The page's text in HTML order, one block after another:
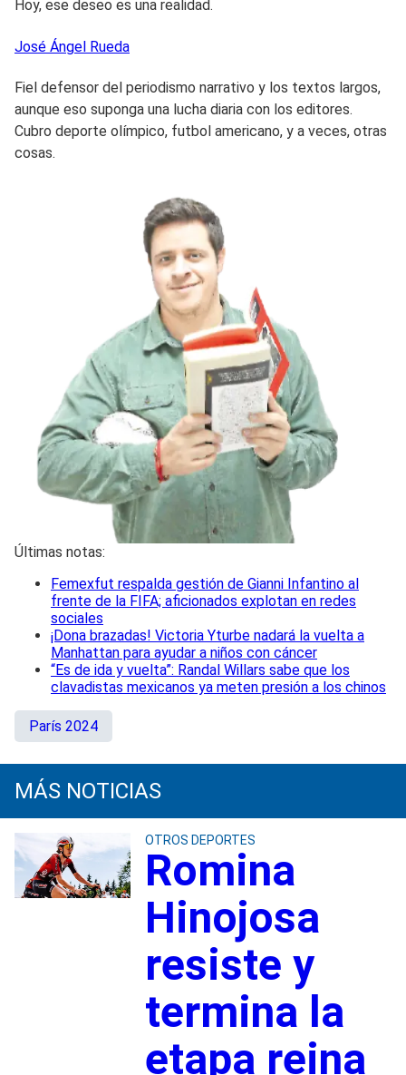
Hoy, ese deseo es una realidad.
José Ángel Rueda
Fiel defensor del periodismo narrativo y los textos largos,
aunque eso suponga una lucha diaria con los editores.
Cubro deporte olímpico, futbol americano, y a veces, otras
cosas.
Últimas notas:
Femexfut respalda gestión de Gianni Infantino al
frente de la FIFA; aficionados explotan en redes
sociales
¡Dona brazadas! Victoria Yturbe nadará la vuelta a
Manhattan para ayudar a niños con cáncer
“Es de ida y vuelta”: Randal Willars sabe que los
clavadistas mexicanos ya meten presión a los chinos
París 2024
MÁS NOTICIAS
OTROS DEPORTES
Romina
Hinojosa
resiste y
termina la
etapa reina